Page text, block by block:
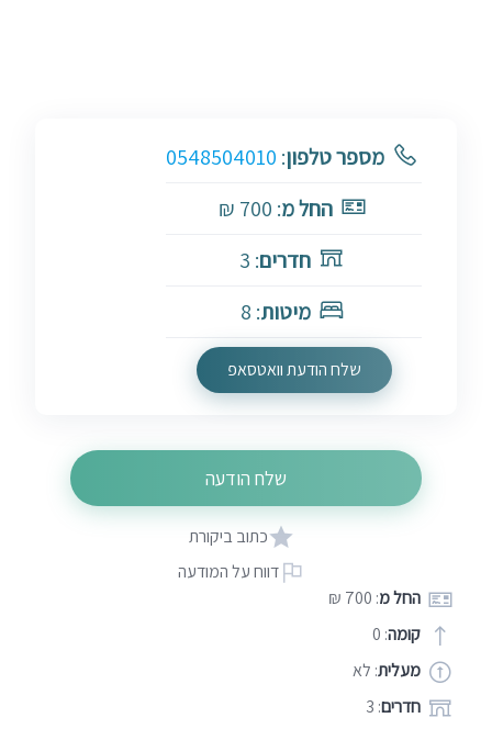
החל מ: 700 ₪
קומה: 0
מעלית: לא
חדרים: 3
מספר טלפון:
0548504010
החל מ: 700 ₪
חדרים: 3
מיטות: 8
שלח הודעת וואטסאפ
שלח הודעה
כתוב ביקורת
דווח על המודעה